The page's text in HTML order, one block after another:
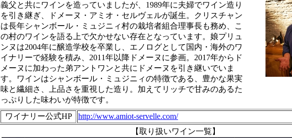
義父と共にワインを造っていましたが、1989年に夫婦でワイン造り
を引き継ぎ、ドメーヌ・アミオ・セルヴェルが誕生。クリスチャン
は長年シャンボール・ミュジニィ村の栽培者組合理事長も務め、こ
の村のワインを語る上で欠かせない存在となっています。娘プリュ
ンヌは2004年に醸造学校を卒業し、エノログとして国内・海外のワ
イナリーで経験を積み、2011年以降ドメーヌに参画。2017年からド
メーヌに加わった弟アントワンと共にドメーヌを引き継いでいま
す。ワインはシャンボール・ミュジニィの特徴である、豊かな果実
味と繊細さ、上品さを重視した造り。加えてリッチで甘みのあるた
っぷりした味わいが特徴です。
ワイナリー公式HP
http://www.amiot-servelle.com/
【取り扱いワイン一覧】